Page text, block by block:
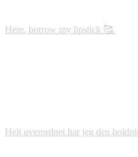
Here, borrow my lipstick 🥰
Helt overordnet har jeg den